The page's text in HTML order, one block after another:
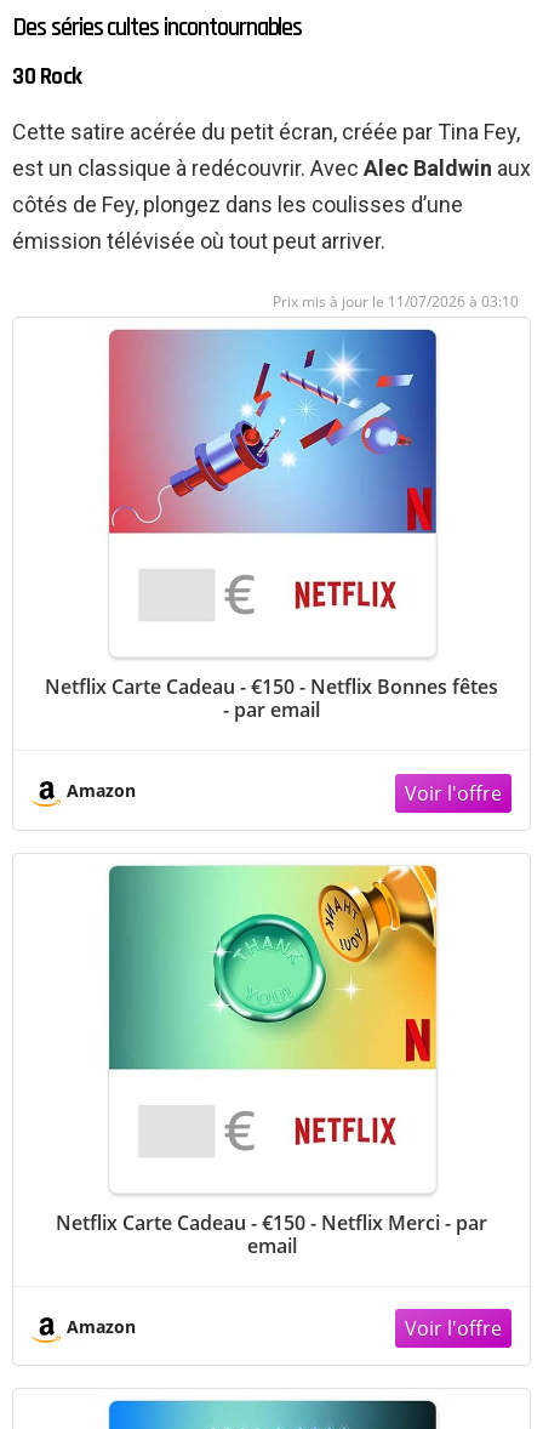
Des séries cultes incontournables
30 Rock
Cette satire acérée du petit écran, créée par Tina Fey,
est un classique à redécouvrir. Avec Alec Baldwin aux
côtés de Fey, plongez dans les coulisses d’une
émission télévisée où tout peut arriver.
11/07/2026 à 03:10
Netflix Carte Cadeau - €150 - Netflix Bonnes fêtes
- par email
Amazon
Netflix Carte Cadeau - €150 - Netflix Merci - par
email
Amazon